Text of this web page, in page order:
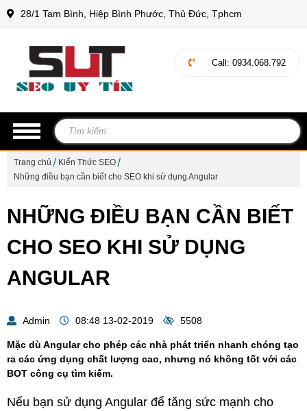
Trang chủ
Kiến Thức SEO
Những điều bạn cần biết cho SEO khi sử dụng Angular
NHỮNG ĐIỀU BẠN CẦN BIẾT
CHO SEO KHI SỬ DỤNG
ANGULAR
Admin 08:48 13-02-2019 5508
Mặc dù Angular cho phép các nhà phát triển nhanh chóng tạo
ra các ứng dụng chất lượng cao, nhưng nó không tốt với các
BOT công cụ tìm kiếm.
Nếu bạn sử dụng Angular để tăng sức mạnh cho
28/1 Tam Bình, Hiệp Bình Phước, Thủ Đức, Tphcm
Call : 0934.068.792